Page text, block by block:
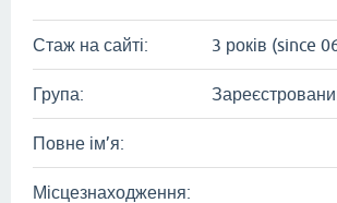
Стаж на сайті: 3 років (since
Група:
Повне ім’я:
Місцезнаходження: